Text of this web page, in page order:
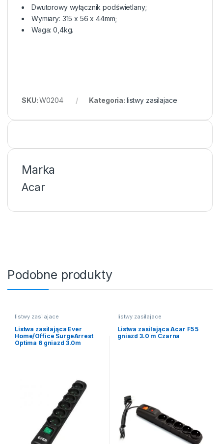
Dwutorowy wyłącznik podświetlany;
Wymiary: 315 x 56 x 44mm;
Waga: 0,4kg.
SKU:W0204 Kategoria: listwy zasilajace
Marka
Acar
Podobne produkty
listwy zasilajace
Listwa zasilająca Ever
Home/Office SurgeArrest
Optima 6 gniazd 3.0m
listwy zasilajace
Listwa zasilająca Acar F5 5
gniazd 3.0 m Czarna